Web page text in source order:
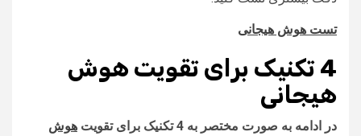
تست هوش هیجانی
4تکنیک برای تقویت هوش
هیجانی
در ادامه به صورت مختصر به 4 تکنیک برای تقویت
هوش